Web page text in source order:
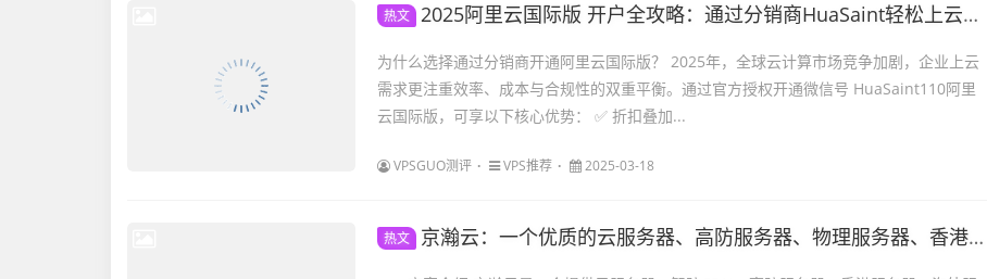
热文 2025阿里云国际版 开户全攻略：通过分销商HuaSaint轻松上云，享专属充值福利
为什么选择通过分销商开通阿里云国际版？ 2025年，全球云计算市场竞争加剧，企业上云
需求更注重效率、成本与合规性的双重平衡。通过官方授权开通微信号 HuaSaint110阿里
云国际版，可享以下核心优势： ✅ 折扣叠加...
VPSGUO测评 VPS推荐 2025-03-18
热文 京瀚云：一个优质的云服务器、高防服务器、物理服务器、香港服务器云计算服务商！